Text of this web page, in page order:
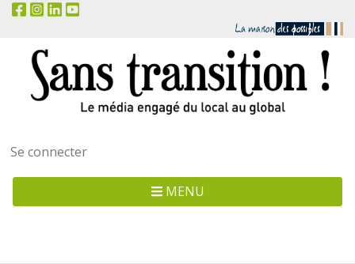
Menu
utilisateur
Se connecter
MENU